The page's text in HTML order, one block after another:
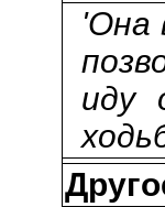
'Она
иду